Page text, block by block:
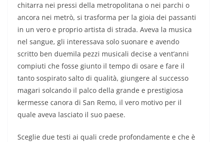
chitarra nei pressi della metropolitana o nei parchi o
ancora nei metrò, si trasforma per la gioia dei passanti
in un vero e proprio artista di strada. Aveva la musica
nel sangue, gli interessava solo suonare e avendo
scritto ben duemila pezzi musicali decise a vent’anni
compiuti che fosse giunto il tempo di osare e fare il
tanto sospirato salto di qualità, giungere al successo
magari solcando il palco della grande e prestigiosa
kermesse canora di San Remo, il vero motivo per il
quale aveva lasciato il suo paese.
Sceglie due testi ai quali crede profondamente e che è